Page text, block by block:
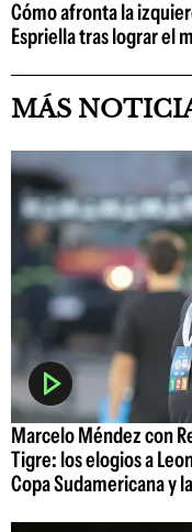
Cómo afronta la
Espriella tras lograr el
MÁS
Marcelo Méndez con
Tigre: los elogios a
Copa Sudamericana y